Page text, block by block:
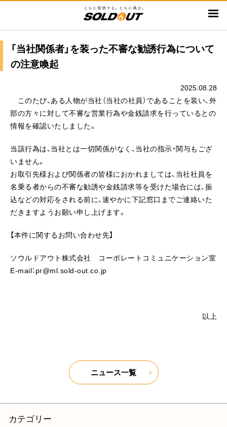
ン
テ
「当社関係者」を装った不審な勧誘行為について
の注意喚起
2025.08.28
このたび、ある人物が当社（当社の社員）であることを装い、外
部の方々に対して不審な営業行為や金銭請求を行っているとの
情報を確認いたしました。
当該行為は、当社とは一切関係がなく、当社の指示・関与もござ
いません。
お取引先様および関係者の皆様におかれましては、当社社員を
名乗る者からの不審な勧誘や金銭請求等を受けた場合には、振
込などの対応をされる前に、速やかに下記窓口までご連絡いた
だきますようお願い申し上げます。
【本件に関するお問い合わせ先】
ソウルドアウト株式会社 コーポレートコミュニケーション室
E-mail：pr@ml.sold-out.co.jp
以上
ニュース一覧
カテゴリー